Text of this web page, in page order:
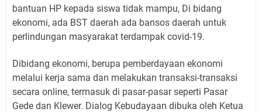
bantuan HP kepada siswa tidak mampu, Di bidang
ekonomi, ada BST daerah ada bansos daerah untuk
perlindungan masyarakat terdampak covid-19.
Dibidang ekonomi, berupa pemberdayaan ekonomi
melalui kerja sama dan melakukan transaksi-transaksi
secara online, termasuk di pasar-pasar seperti Pasar
Gede dan Klewer. Dialog Kebudayaan dibuka oleh Ketua